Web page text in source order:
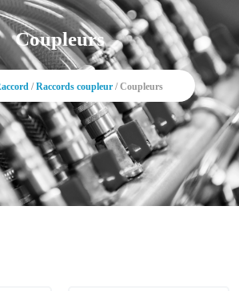
Coupleurs
/Raccords coupleur/ Coupleurs